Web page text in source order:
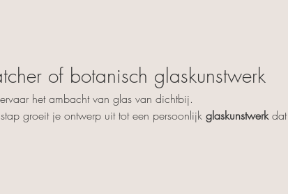
of botanisch glaskunstwerk
het ambacht van glas van dichtbij.
groeit je ontwerp uit tot een persoonlijk glaskunstwerk dat